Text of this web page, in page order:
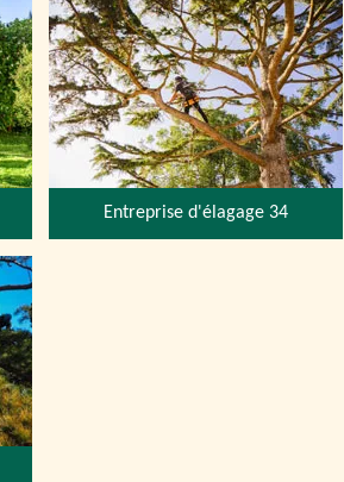
Entreprise d'élagage 34